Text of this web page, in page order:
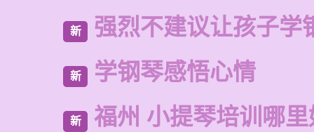
新 强烈不建议让孩子学
新 学钢琴感悟心情
新 福州 小提琴培训哪